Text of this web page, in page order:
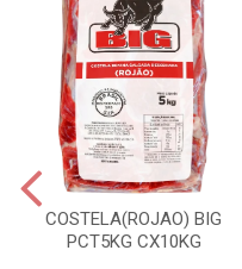
COSTELA(ROJAO) BIG
PCT5KG CX10KG